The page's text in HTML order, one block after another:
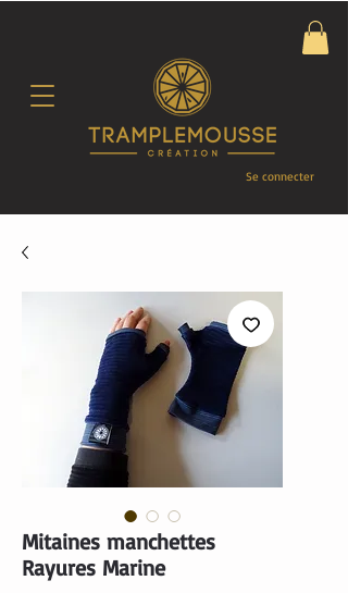
Se connecter
Mitaines manchettes
Rayures Marine